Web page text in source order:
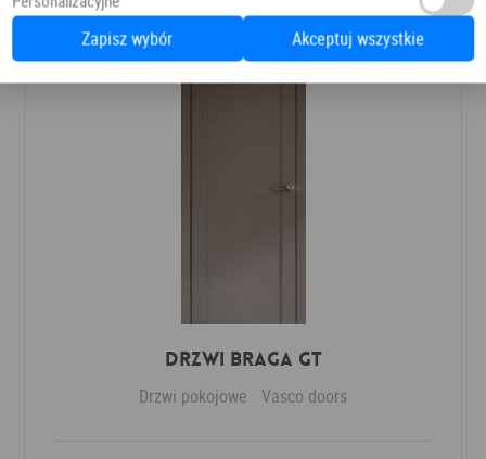
Drzwi Braga GT
Drzwi pokojowe Vasco doors
Zapisz wybór Akceptuj wszystkie